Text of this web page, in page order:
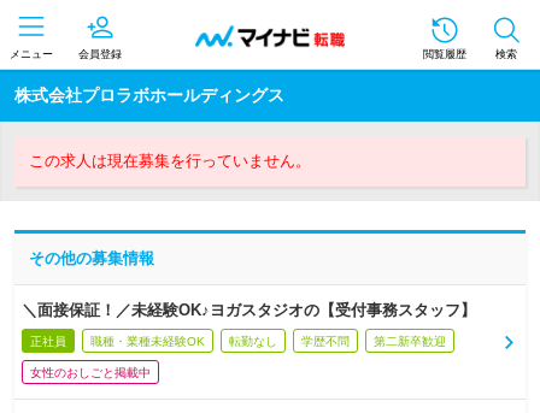
メニュー 会員登録 閲覧履歴 検索
株式会社プロラボホールディングス
この求人は現在募集を行っていません。
その他の募集情報
＼面接保証！／未経験OK♪ヨガスタジオの【受付事務スタッフ】
正社員 職種・業種未経験OK 転勤なし 学歴不問 第二新卒歓迎
女性のおしごと掲載中